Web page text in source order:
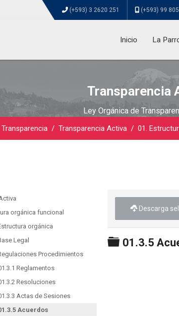
(+593) 3 2620 251 (+593) 99
Inicio La
Transparencia
Ley Orgánica de
Transparencia Transparencia Activa 01.
orgánica funcional
orgánica
Legal
Procedimientos
Reglamentos
Resoluciones
Actas de Sesiones
Acuerdos
Descarga
Carpeta
01.3.5